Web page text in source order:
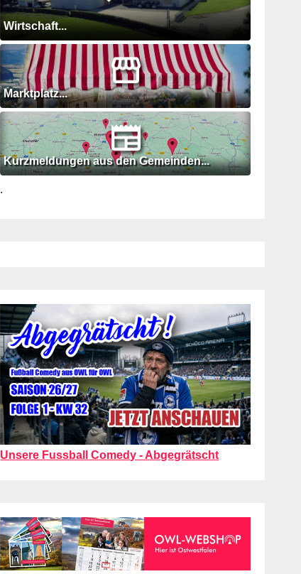
Wirtschaft...
Marktplatz...
Kurzmeldungen aus den Gemeinden...
.
Unsere Fussball Comedy - Abgegrätscht